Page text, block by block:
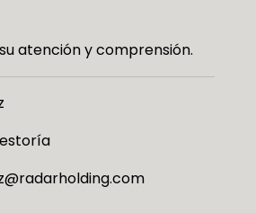
atención y comprensión.